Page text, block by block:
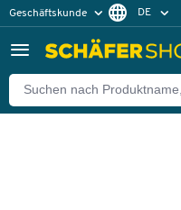
Geschäftskunde DE
Zurück